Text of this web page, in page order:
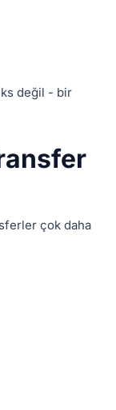
değil - bir
çok daha